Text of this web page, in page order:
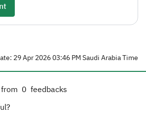
29 Apr 2026 03:46 PM Saudi Arabia Time
0 feedbacks